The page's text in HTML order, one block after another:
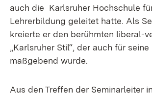
auch die Karlsruher Hochschule
Lehrerbildung geleitet hatte. Als
kreierte er den berühmten liberal-
„Karlsruher Stil“, der auch für
maßgebend wurde.
Aus den Treffen der Seminarleiter